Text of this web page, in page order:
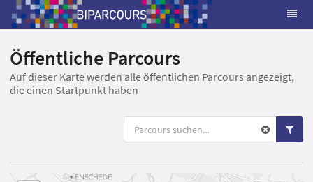
Öffentliche Parcours
Auf dieser Karte werden alle öffentlichen Parcours angezeigt,
die einen Startpunkt haben